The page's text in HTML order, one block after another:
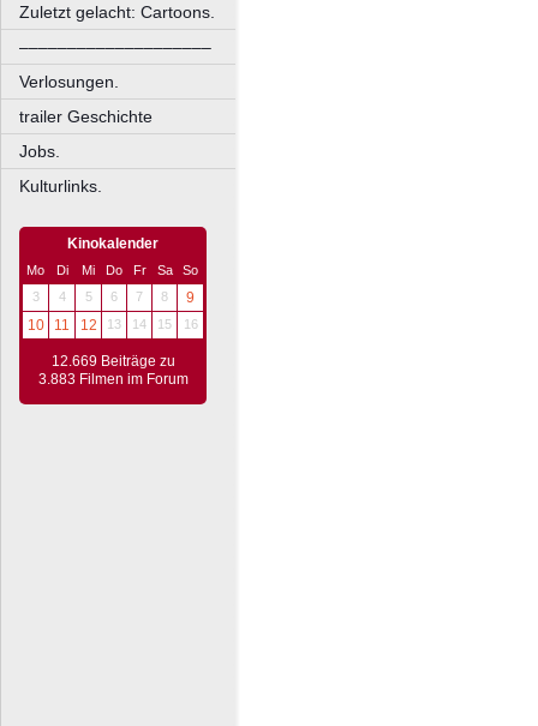
Zuletzt gelacht: Cartoons.
––––––––––––––––––––
Verlosungen.
trailer Geschichte
Jobs.
Kulturlinks.
Kinokalender
Mo Di Mi Do Fr Sa
So
3
4 5 6 7 8
9
10
11 12 13 14 15 16
12.669 Beiträge zu
3.883 Filmen im Forum